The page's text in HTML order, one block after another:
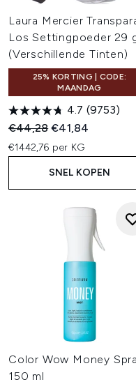
Laura Mercier
Los Settingpoeder 29
(Verschillende Tinten)
25% KORTING | CODE:
MAANDAG
4.7 (9753)
Recommended Retail
€44,28Huidige prijs:
€41,84
€1442,76 per KG
SNEL KOPEN
Color Wow Money
150 ml